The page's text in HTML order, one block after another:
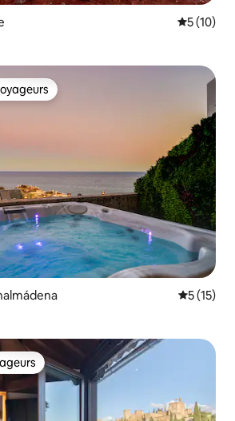
5 (10)
les plus appréciés
5 (15)